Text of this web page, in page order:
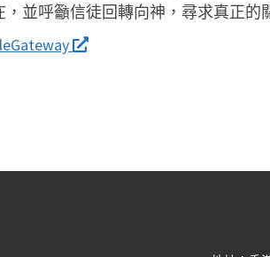
並呼籲信徒回轉向神，尋求真正的